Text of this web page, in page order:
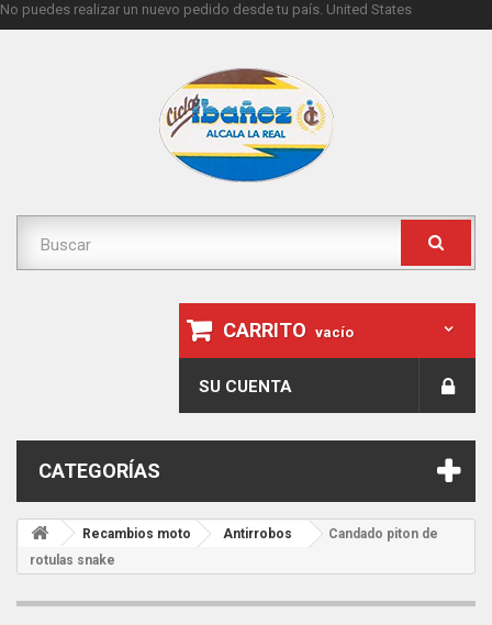
No puedes realizar un nuevo pedido desde tu país. United States
CARRITO vacío
SU CUENTA
CATEGORÍAS
Recambios moto Antirrobos
Candado piton de
rotulas snake